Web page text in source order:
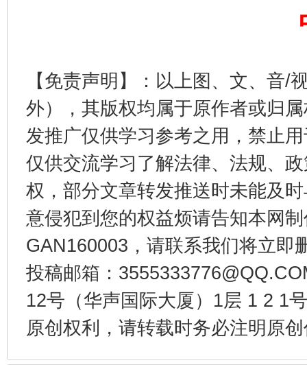
【免责声明】：以上图、文、音/
外），其版权均属于原作者或归
发推广仅供学习参考之用，禁止
仅供交流学习了解法律、法规、
权，部分文章转发推送时未能及
意侵犯到您的权益烦请告知本网
GAN160003，请联系我们将立即
投稿邮箱：
12号（华声国际大厦）1层 1 2 1
原创权利，请转载时务必注明原
受贿1.44亿！段成刚被判无期 从幼
全民健身五年计划来了！等你上场